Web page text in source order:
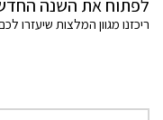
לפתוח את השנה
ריכזנו מגוון המלצות